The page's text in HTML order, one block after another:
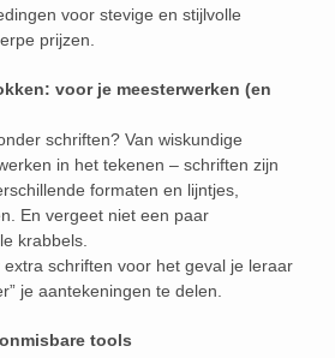
voor stevige en stijlvolle
prijzen.
voor je meesterwerken (en
schriften? Van wiskundige
in het tekenen – schriften zijn
formaten en lijntjes,
En vergeet niet een paar
krabbels.
extra schriften voor het geval je leraar
je aantekeningen te delen.
tools